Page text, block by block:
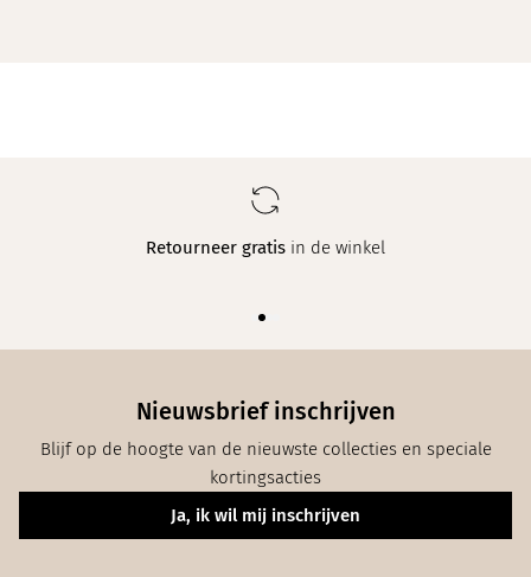
Retourneer gratis in de winkel
Nieuwsbrief inschrijven
Blijf op de hoogte van de nieuwste collecties en speciale
kortingsacties
Ja, ik wil mij inschrijven